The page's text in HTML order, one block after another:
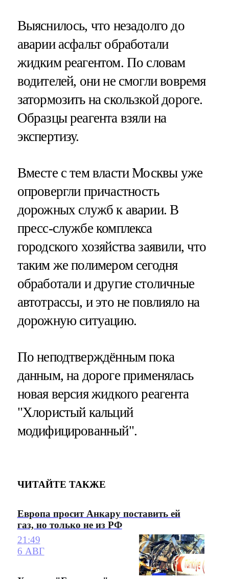
Выяснилось, что незадолго до
аварии асфальт обработали
жидким реагентом. По словам
водителей, они не смогли вовремя
затормозить на скользкой дороге.
Образцы реагента взяли на
экспертизу.
Вместе с тем власти Москвы уже
опровергли причастность
дорожных служб к аварии. В
пресс-службе комплекса
городского хозяйства заявили, что
таким же полимером сегодня
обработали и другие столичные
автотрассы, и это не повлияло на
дорожную ситуацию.
По неподтверждённым пока
данным, на дороге применялась
новая версия жидкого реагента
"Хлористый кальций
модифицированный".
ЧИТАЙТЕ ТАКЖЕ
Европа просит Анкару поставить ей
газ, но только не из РФ
21:49
6 АВГ